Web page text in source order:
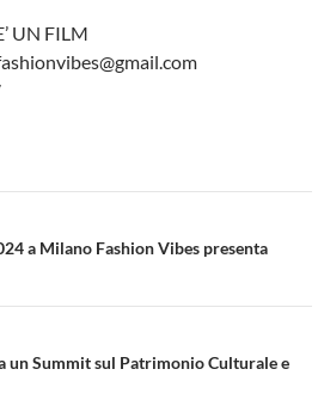
UN FILM
a Milano Fashion Vibes presenta
un Summit sul Patrimonio Culturale e